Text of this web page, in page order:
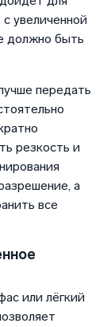
увеличенной
должно быть
передать
резкость и
а
все
или лёгкий